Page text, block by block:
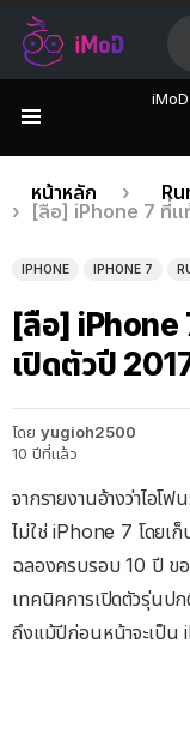
เรื่อง
ล่าสุด
คุณอยู่ที่นี่:
หน้าหลัก
[ลือ] iPhone 7 ที่แ
IPHONE IPHONE 7
[ลือ] iPhone
เปิดตัวปี
โดย yugioh2500
10 ปีที่แล้ว
จากรายงานอ้างว่าไอโ
ไม่ใช่ iPhone 7 โดยเก็
ฉลองครบรอบ 10 ปี ข
เทคนิคการเปิดตัวรุ่นป
ถึงแม้ปีก่อนหน้าจะเป็น